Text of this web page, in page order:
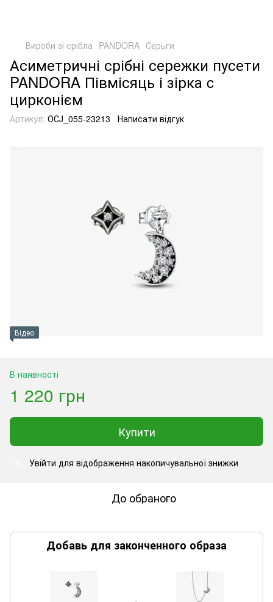
Вироби зі срібла PANDORA Серьги
Асиметричні срібні сережки пусети
PANDORA Півмісяць і зірка c
цирконієм
Артикул: ОСJ_055-23213 Написати відгук
Відео
В наявності
1 220 грн
Купити
Увійти для відображення накопичувальної знижки
До обраного
Добавь для законченного образа